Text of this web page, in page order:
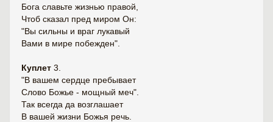
Бога славьте жизнью правой,
Чтоб сказал пред миром Он:
"Вы сильны и враг лукавый
Вами в мире побежден".
Куплет 3.
"В вашем сердце пребывает
Слово Божье - мощный меч".
Так всегда да возглашает
В вашей жизни Божья речь.